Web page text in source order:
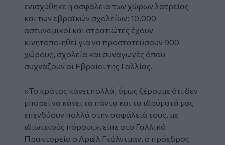
ενισχύθηκε η ασφάλεια των χώρων λατρείας
και των εβραϊκών σχολείων: 10.000
αστυνομικοί και στρατιώτες έχουν
κινητοποιηθεί για να προστατεύσουν 900
χώρους, σχολεία και συναγωγές όπου
συχνάζουν οι Εβραίοι της Γαλλίας.
«Το κράτος κάνει πολλά, όμως ξέρουμε ότι δεν
μπορεί να κάνει τα πάντα και τα ιδρύματά μας
επενδύουν πολλά στην ασφάλειά τους, με
ιδιωτικούς πόρους», είπε στο Γαλλικό
Πρακτορείο ο Αριέλ Γκόλντμαν, ο πρόεδρος